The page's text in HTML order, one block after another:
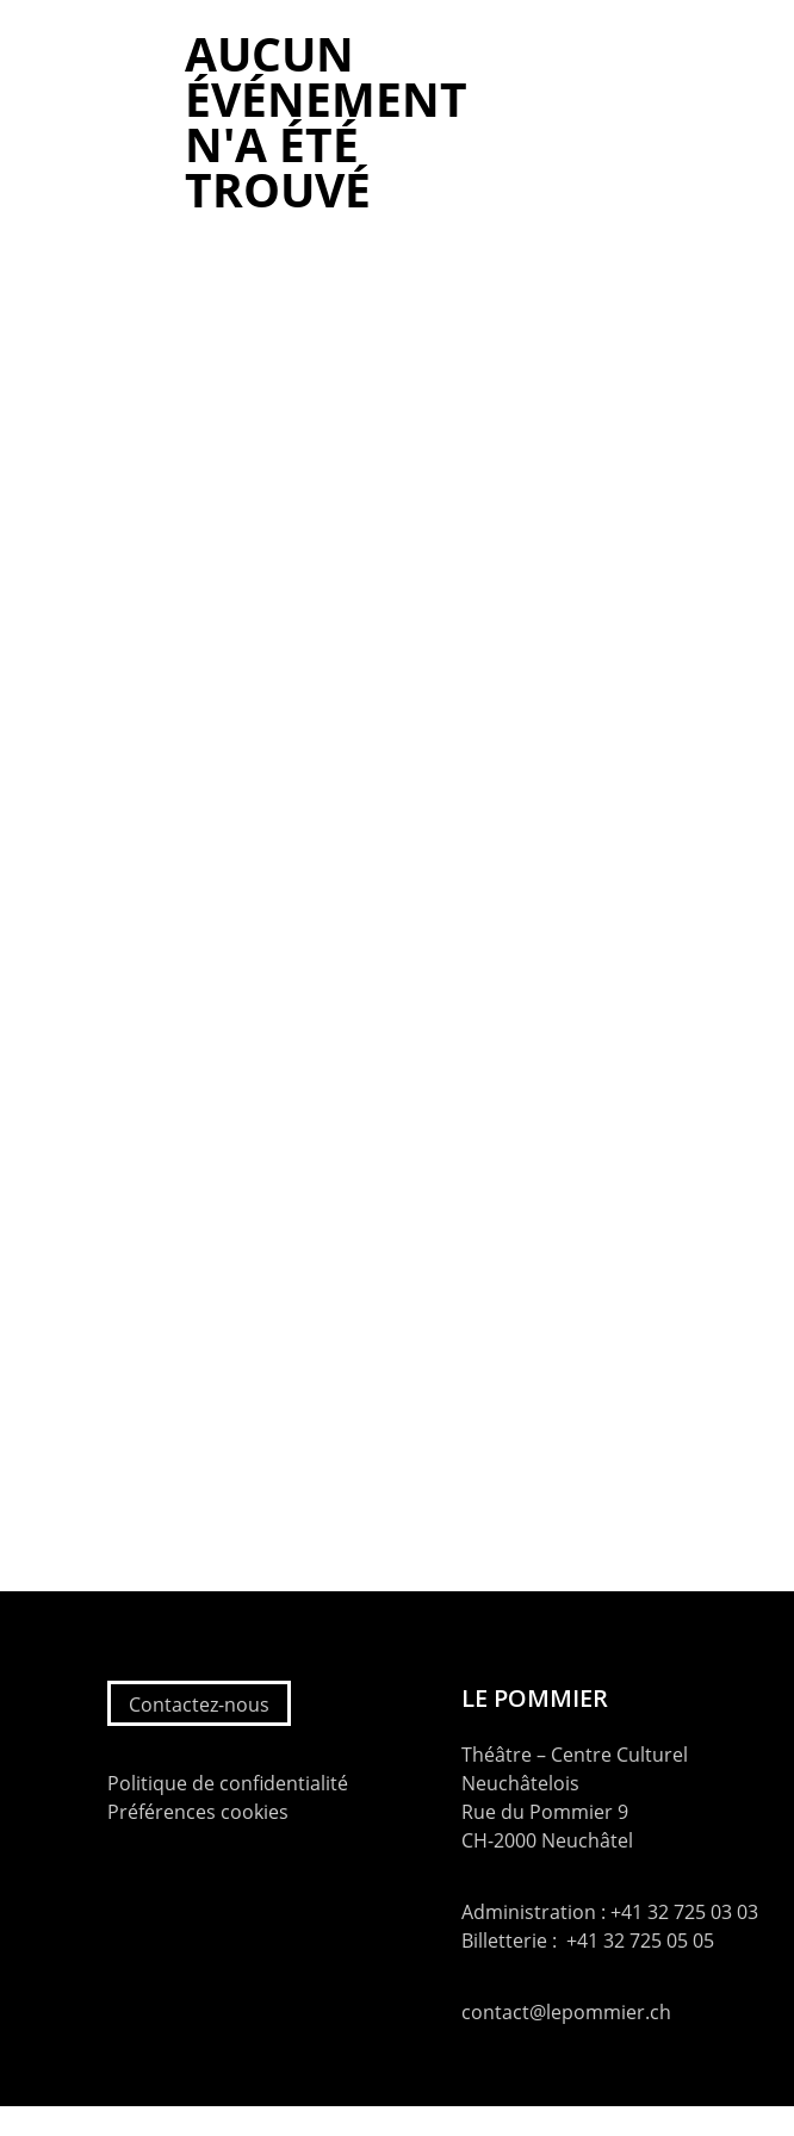
AUCUN
ÉVÉNEMENT
N'A ÉTÉ
TROUVÉ
Contactez-nous
Politique de confidentialité
Préférences cookies
LE POMMIER
Théâtre – Centre Culturel
Neuchâtelois
Rue du Pommier 9
CH-2000 Neuchâtel
Administration : +41 32 725 03 03
Billetterie : +41 32 725 05 05
contact@lepommier.ch